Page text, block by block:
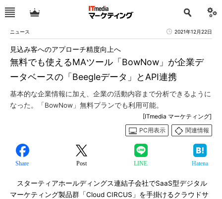
ニュース 2021年12月22日
無料でも使えるMAツール「BowNow」が企業デ
ータベースの「Beegleデータ」とAPI連携
見込み客へのアプローチ精度向上へ
基本的な企業情報に加え、企業の活動内容まで分析できるように
なった。「BowNow」無料プランでも利用可能。
[ITmedia マーケティング]
PC用表示
関連情報
Share Post LINE Hatena
スターティアホールディングス連結子会社でSaaS型デジタル
マーケティング製品群「Cloud CIRCUS」を手掛けるクラウドサ